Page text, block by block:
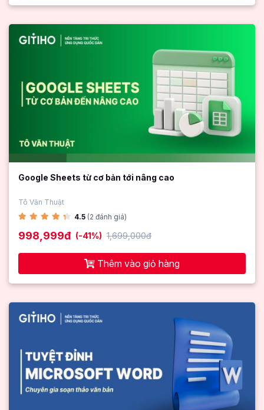
Google Sheets từ cơ bản tới nâng cao
Tô Văn Thuật
4.5 (2 đánh giá)
998,999đ (-41%) 1,699,000đ
Thêm vào giỏ hàng